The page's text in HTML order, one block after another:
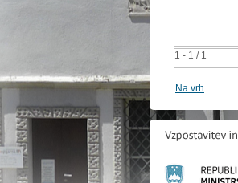
1 - 1 / 1
Na vrh